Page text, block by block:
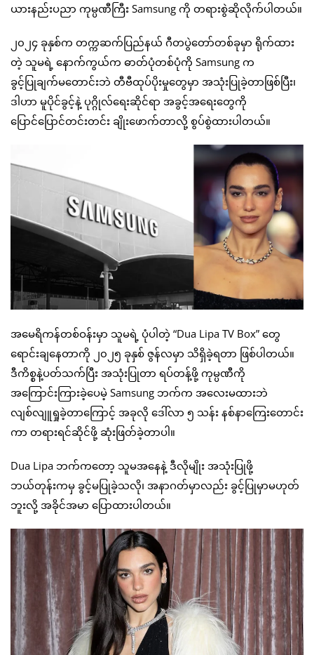
ယားနည်းပညာ ကုမ္ပဏီကြီး Samsung ကို တရားစွဲဆိုလိုက်ပါတယ်။
၂၀၂၄ ခုနှစ်က တက္ကဆက်ပြည်နယ် ဂီတပွဲတော်တစ်ခုမှာ ရိုက်ထား
တဲ့ သူမရဲ့ နောက်ကွယ်က ဓာတ်ပုံတစ်ပုံကို Samsung က
ခွင့်ပြုချက်မတောင်းဘဲ တီဗီထုပ်ပိုးမှုတွေမှာ အသုံးပြုခဲ့တာဖြစ်ပြီး၊
ဒါဟာ မူပိုင်ခွင့်နဲ့ ပုဂ္ဂိုလ်ရေးဆိုင်ရာ အခွင့်အရေးတွေကို
ပြောင်ပြောင်တင်းတင်း ချိုးဖောက်တာလို့ စွပ်စွဲထားပါတယ်။
အမေရိကန်တစ်ဝန်းမှာ သူမရဲ့ ပုံပါတဲ့ “Dua Lipa TV Box” တွေ
ရောင်းချနေတာကို ၂၀၂၅ ခုနှစ် ဇွန်လမှာ သိရှိခဲ့ရတာ ဖြစ်ပါတယ်။
ဒီကိစ္စနဲ့ပတ်သက်ပြီး အသုံးပြုတာ ရပ်တန့်ဖို့ ကုမ္ပဏီကို
အကြောင်းကြားခဲ့ပေမဲ့ Samsung ဘက်က အလေးမထားဘဲ
လျစ်လျူရှုခဲ့တာကြောင့် အခုလို ဒေါ်လာ ၅ သန်း နစ်နာကြေးတောင်း
ကာ တရားရင်ဆိုင်ဖို့ ဆုံးဖြတ်ခဲ့တာပါ။
Dua Lipa ဘက်ကတော့ သူမအနေနဲ့ ဒီလိုမျိုး အသုံးပြုဖို့
ဘယ်တုန်းကမှ ခွင့်မပြုခဲ့သလို၊ အနာဂတ်မှာလည်း ခွင့်ပြုမှာမဟုတ်
ဘူးလို့ အခိုင်အမာ ပြောထားပါတယ်။